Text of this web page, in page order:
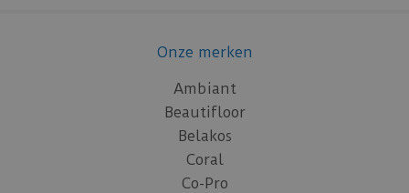
Onze merken
Ambiant
Beautifloor
Belakos
Coral
Co-Pro